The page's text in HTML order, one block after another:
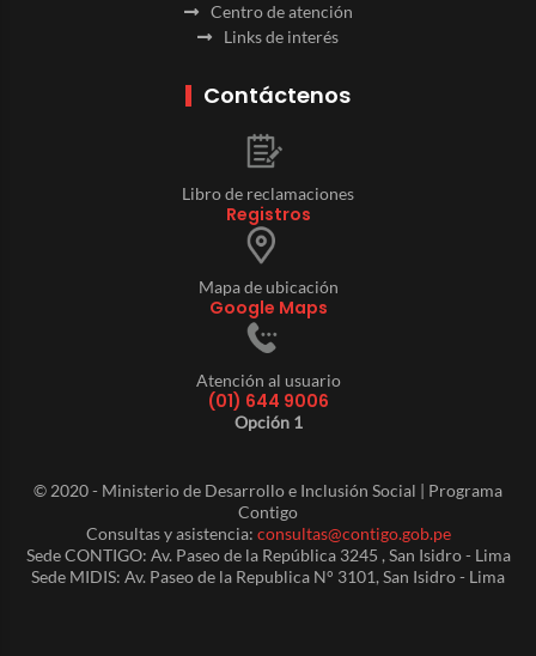
Centro de atención
Links de interés
Contáctenos
Libro de reclamaciones
Registros
Mapa de ubicación
Google Maps
Atención al usuario
(01) 644 9006
Opción 1
© 2020 - Ministerio de Desarrollo e Inclusión Social | Programa
Contigo
Consultas y asistencia: consultas@contigo.gob.pe
Sede CONTIGO: Av. Paseo de la República 3245 , San Isidro - Lima
Sede MIDIS: Av. Paseo de la Republica N° 3101, San Isidro - Lima